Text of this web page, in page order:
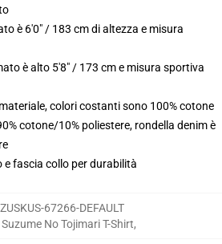
è 6'0" / 183 cm di altezza e misura
è alto 5'8" / 173 cm e misura sportiva
colori costanti sono 100% cotone
cotone/10% poliestere, rondella denim è
fascia collo per durabilità
67266-DEFAULT
Suzume No Tojimari T-Shirt,